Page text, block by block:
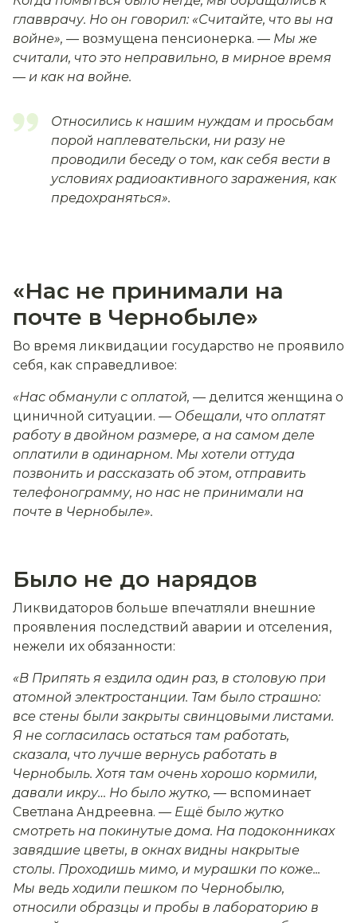
главврачу. Но он говорил: «Считайте, что вы на
войне», — возмущена пенсионерка. — Мы же
считали, что это неправильно, в мирное время
— и как на войне.
Относились к нашим нуждам и просьбам
порой наплевательски, ни разу не
проводили беседу о том, как себя вести в
условиях радиоактивного заражения, как
предохраняться».
«Нас не принимали на
почте в Чернобыле»
Во время ликвидации государство не проявило
себя, как справедливое:
«Нас обманули с оплатой, — делится женщина о
циничной ситуации. — Обещали, что оплатят
работу в двойном размере, а на самом деле
оплатили в одинарном. Мы хотели оттуда
позвонить и рассказать об этом, отправить
телефонограмму, но нас не принимали на
почте в Чернобыле».
Было не до нарядов
Ликвидаторов больше впечатляли внешние
проявления последствий аварии и отселения,
нежели их обязанности:
«В Припять я ездила один раз, в столовую при
атомной электростанции. Там было страшно:
все стены были закрыты свинцовыми листами.
Я не согласилась остаться там работать,
сказала, что лучше вернусь работать в
Чернобыль. Хотя там очень хорошо кормили,
давали икру… Но было жутко, — вспоминает
Светлана Андреевна. — Ещё было жутко
смотреть на покинутые дома. На подоконниках
завядшие цветы, в окнах видны накрытые
столы. Проходишь мимо, и мурашки по коже...
Мы ведь ходили пешком по Чернобылю,
относили образцы и пробы в лабораторию в